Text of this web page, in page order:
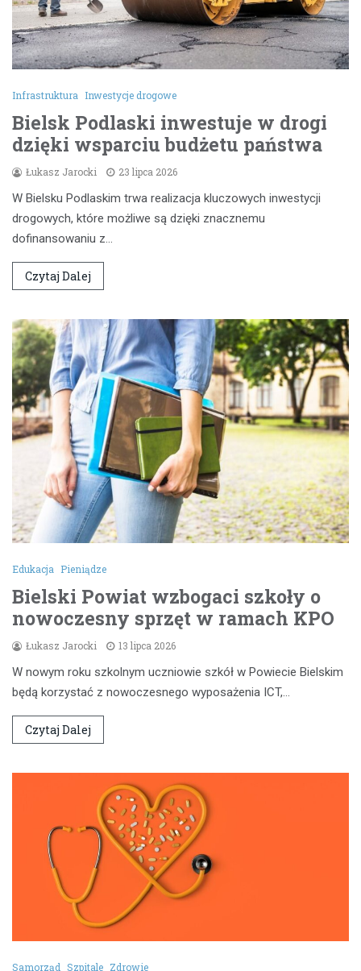
Infrastruktura Inwestycje drogowe
Bielsk Podlaski inwestuje w drogi
dzięki wsparciu budżetu państwa
Łukasz Jarocki 23 lipca 2026
W Bielsku Podlaskim trwa realizacja kluczowych inwestycji
drogowych, które możliwe są dzięki znacznemu
dofinansowaniu z…
Czytaj Dalej
Edukacja Pieniądze
Bielski Powiat wzbogaci szkoły o
nowoczesny sprzęt w ramach KPO
Łukasz Jarocki 13 lipca 2026
W nowym roku szkolnym uczniowie szkół w Powiecie Bielskim
będą korzystać z nowoczesnego wyposażenia ICT,…
Czytaj Dalej
Samorząd Szpitale Zdrowie